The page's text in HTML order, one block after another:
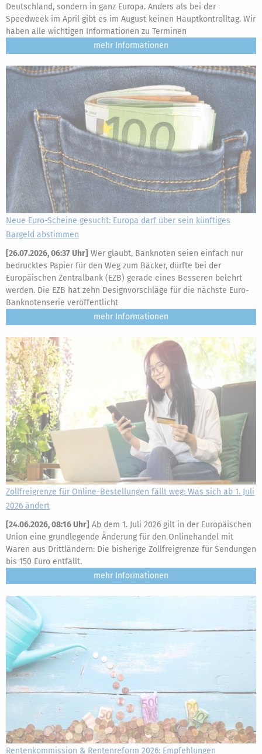
Deutschland, sondern in ganz Europa. Anders als bei der
Speedweek im April gibt es im August keinen Hauptkontrolltag. Wir
haben alle wichtigen Informationen zu Terminen
mehr
Neue Euro-Scheine gesucht: Europa darf über sein künftiges
Bargeld abstimmen
[26.07.2026, 06:37 Uhr] Wer glaubt, Banknoten seien einfach nur
bedrucktes Papier für den Weg zum Bäcker, dürfte bei der
Europäischen Zentralbank (EZB) gerade eines Besseren belehrt
werden. Die EZB hat zehn Designvorschläge für die nächste Euro-
Banknotenserie veröffentlicht
mehr
Zollfreigrenze für Online-Bestellungen fällt weg: Was sich ab 1. Juli
2026 ändert
[24.06.2026, 08:16 Uhr] Ab dem 1. Juli 2026 gilt in der Europäischen
Union eine grundlegende Änderung für den Onlinehandel mit
Waren aus Drittländern: Die bisherige Zollfreigrenze für Sendungen
bis 150 Euro entfällt.
mehr
Rentenkommission & Rentenreform 2026: Empfehlungen